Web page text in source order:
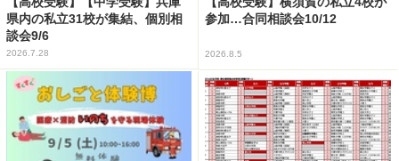
県内の私立31校が集結、個別相
談会9/6
2026.7.28
参加…合同相談会10/12
2026.8.5